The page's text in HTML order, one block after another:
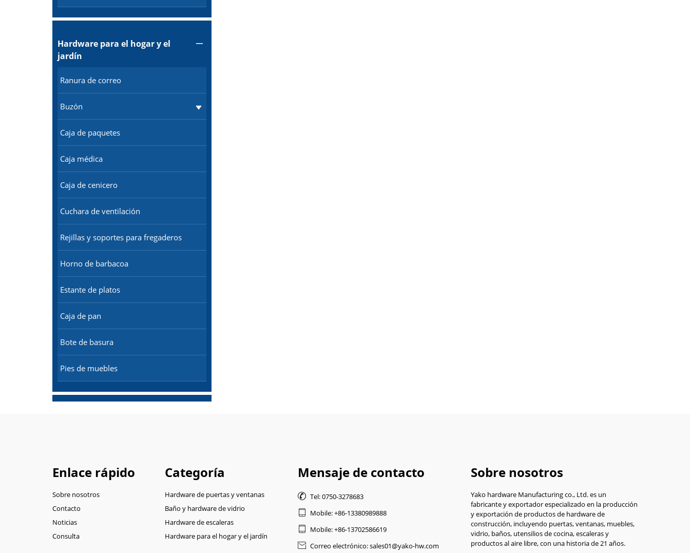
Hardware para el hogar y el
jardín

Ranura de correo
Buzón
Caja de paquetes
Caja médica
Caja de cenicero
Cuchara de ventilación
Rejillas y soportes para fregaderos
Horno de barbacoa
Estante de platos
Caja de pan
Bote de basura
Pies de muebles
Enlace rápido
Sobre nosotros
Contacto
Noticias
Consulta
Categoría
Hardware de puertas y ventanas
Baño y hardware de vidrio
Hardware de escaleras
Hardware para el hogar y el jardín
Mensaje de contacto
 Tel: 0750-3278683
 Mobile: +86-13380989888
 Mobile: +86-13702586619
 Correo electrónico: sales01@yako-hw.com
Sobre nosotros
Yako hardware Manufacturing co., Ltd. es un
fabricante y exportador especializado en la producción
y exportación de productos de hardware de
construcción, incluyendo puertas, ventanas, muebles,
vidrio, baños, utensilios de cocina, escaleras y
productos al aire libre, con una historia de 21 años.